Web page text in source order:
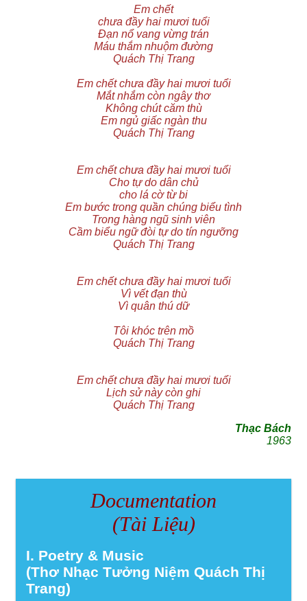
Em chết
chưa đầy hai mươi tuổi
Đạn nổ vang vừng trán
Máu thắm nhuộm đường
Quách Thị Trang
Em chết chưa đầy hai mươi tuổi
Mắt nhắm còn ngây thơ
Không chút căm thù
Em ngủ giấc ngàn thu
Quách Thị Trang
Em chết chưa đầy hai mươi tuổi
Cho tự do dân chủ
cho lá cờ từ bi
Em bước trong quần chúng biểu tình
Trong hàng ngũ sinh viên
Cầm biểu ngữ đòi tự do tín ngưỡng
Quách Thị Trang
Em chết chưa đầy hai mươi tuổi
Vì vết đạn thù
Vì quân thú dữ
Tôi khóc trên mồ
Quách Thị Trang
Em chết chưa đầy hai mươi tuổi
Lịch sử này còn ghi
Quách Thị Trang
Thạc Bách
1963
Documentation
(Tài Liệu)
I. Poetry & Music
(Thơ Nhạc Tưởng Niệm Quách Thị
Trang)